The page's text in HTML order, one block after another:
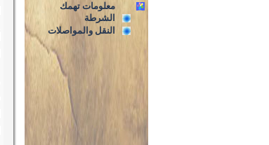
معلومات تهمك
الشرطة
النقل والمواصلات